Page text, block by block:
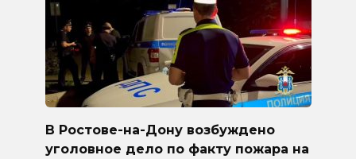
В Ростове-на-Дону возбуждено
уголовное дело по факту пожара на